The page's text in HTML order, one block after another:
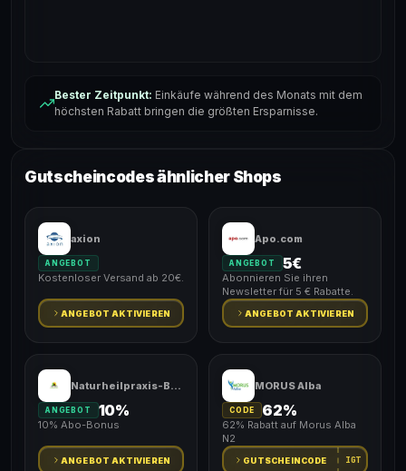
Bester Zeitpunkt: Einkäufe während des Monats mit dem
höchsten Rabatt bringen die größten Ersparnisse.
Gutscheincodes ähnlicher Shops
axion
ANGEBOT
Kostenloser Versand ab 20€.
ANGEBOT AKTIVIEREN
Apo.com
ANGEBOT 5€
Abonnieren Sie ihren
Newsletter für 5 € Rabatte.
ANGEBOT AKTIVIEREN
Naturheilpraxis-Bedarf
ANGEBOT 10%
10% Abo-Bonus
ANGEBOT AKTIVIEREN
MORUS Alba
CODE 62%
62% Rabatt auf Morus Alba
N2
GUTSCHEINCODE IGT